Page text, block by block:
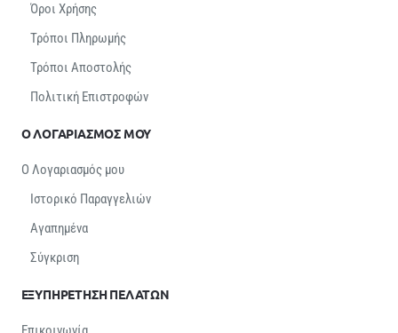
Όροι Χρήσης
Τρόποι Πληρωμής
Τρόποι Αποστολής
Πολιτική Επιστροφών
Ο ΛΟΓΑΡΙΑΣΜΟΣ ΜΟΥ
Ο Λογαριασμός μου
Ιστορικό Παραγγελιών
Αγαπημένα
Σύγκριση
ΕΞΥΠΗΡΕΤΗΣΗ ΠΕΛΑΤΩΝ